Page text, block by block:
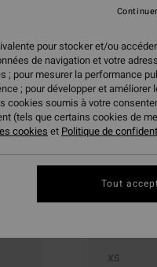
85,95 €
50%
42,98 €
BONS PLANS
Couleur
XS
pour stocker et/ou
de navigation et votre
; pour mesurer la performance
; pour développer et améliorer
cookies soumis à votre
(tels que certains cookies de
cookies et Politique de
Tout